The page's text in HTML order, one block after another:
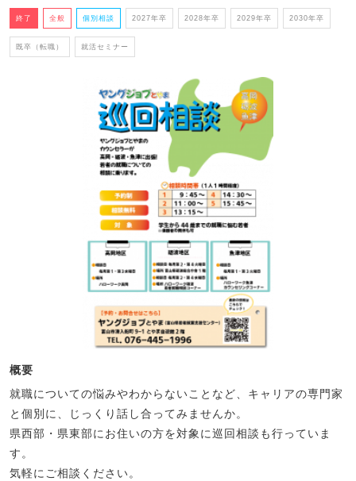
終了 全般 個別相談 2027年卒 2028年卒 2029年卒 2030年卒
既卒（転職） 就活セミナー
概要
就職についての悩みやわからないことなど、キャリアの専門家
と個別に、じっくり話し合ってみませんか。
県西部・県東部にお住いの方を対象に巡回相談も行っていま
す。
気軽にご相談ください。